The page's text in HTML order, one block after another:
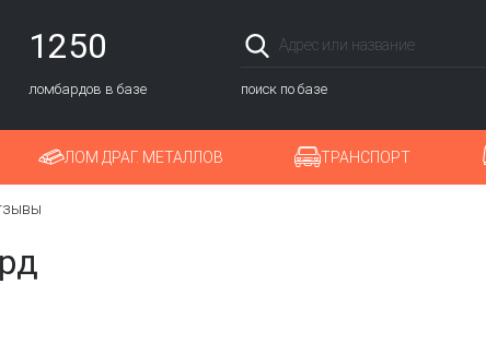
1250
ломбардов в базе поиск по базе
ЛОМ ДРАГ. МЕТАЛЛОВ ТРАНСПОРТ